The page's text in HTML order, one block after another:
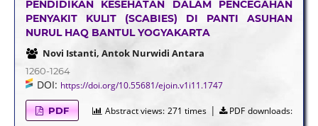
PENDIDIKAN KESEHATAN DALAM PENCEGAHAN
PENYAKIT KULIT (SCABIES) DI PANTI ASUHAN
NURUL HAQ BANTUL YOGYAKARTA
Novi Istanti, Antok Nurwidi Antara
1260-1264
DOI: https://doi.org/10.55681/ejoin.v1i11.1747
PDF Abstract views: 271 times |
PDF downloads: